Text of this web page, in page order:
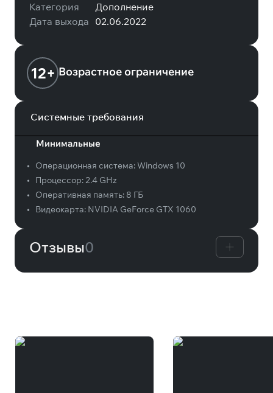
Категория
Дополнение
Дата выхода 02.06.2022
12+ Возрастное ограничение
Системные требования
Минимальные
• Операционная система:Windows 10
•
Процессор:2.4 GHz
•
Оперативная память: 8 ГБ
•
Видеокарта: NVIDIA GeForce GTX 1060
Отзывы0